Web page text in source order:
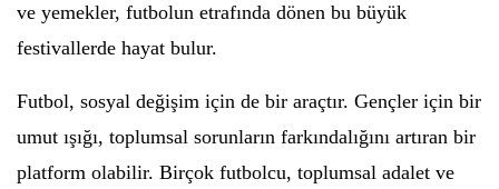
ve yemekler, futbolun etrafında dönen bu büyük
festivallerde hayat bulur.
Futbol, sosyal değişim için de bir araçtır. Gençler için bir
umut ışığı, toplumsal sorunların farkındalığını artıran bir
platform olabilir. Birçok futbolcu, toplumsal adalet ve